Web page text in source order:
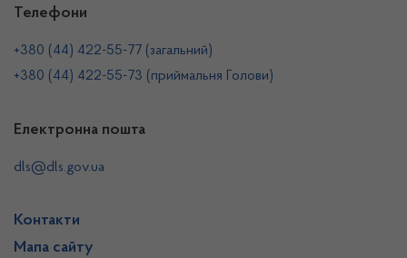
Телефони
+380 (44) 422-55-77 (загальний)
+380 (44) 422-55-73 (приймальня Голови)
Електронна пошта
dls@dls.gov.ua
Контакти
Мапа сайту